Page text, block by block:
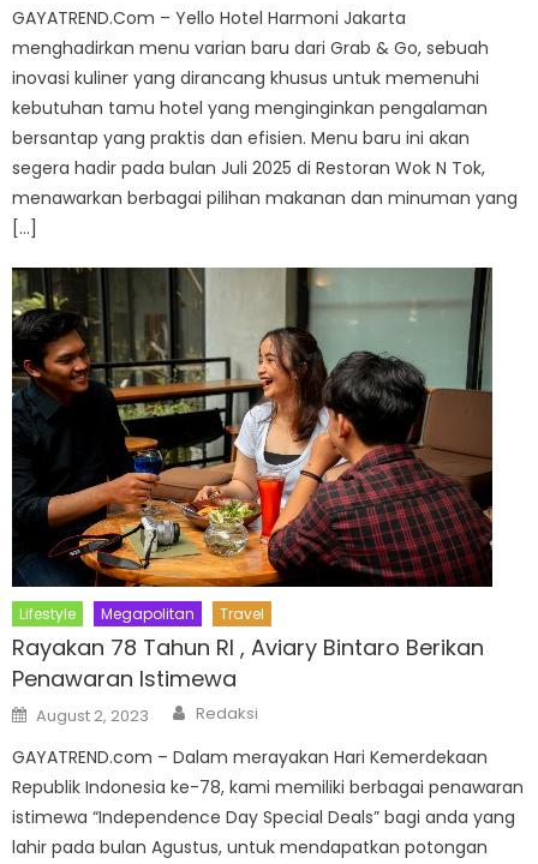
GAYATREND.Com – Yello Hotel Harmoni Jakarta
menghadirkan menu varian baru dari Grab & Go, sebuah
inovasi kuliner yang dirancang khusus untuk memenuhi
kebutuhan tamu hotel yang menginginkan pengalaman
bersantap yang praktis dan efisien. Menu baru ini akan
segera hadir pada bulan Juli 2025 di Restoran Wok N Tok,
menawarkan berbagai pilihan makanan dan minuman yang
[…]
Lifestyle Megapolitan Travel
Rayakan 78 Tahun RI , Aviary Bintaro Berikan
Penawaran Istimewa
Posted
on
August 2, 2023 Author
Redaksi
GAYATREND.com – Dalam merayakan Hari Kemerdekaan
Republik Indonesia ke-78, kami memiliki berbagai penawaran
istimewa “Independence Day Special Deals” bagi anda yang
lahir pada bulan Agustus, untuk mendapatkan potongan